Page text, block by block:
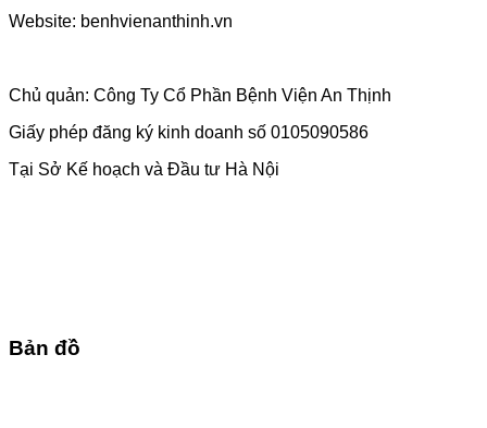
Website: benhvienanthinh.vn
Chủ quản: Công Ty Cổ Phần Bệnh Viện An Thịnh
Giấy phép đăng ký kinh doanh số 0105090586
Tại Sở Kế hoạch và Đầu tư Hà Nội
Bản đồ